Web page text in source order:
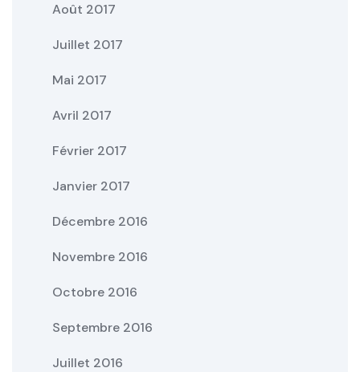
Août 2017
Juillet 2017
Mai 2017
Avril 2017
Février 2017
Janvier 2017
Décembre 2016
Novembre 2016
Octobre 2016
Septembre 2016
Juillet 2016